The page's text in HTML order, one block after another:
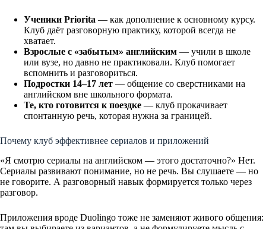
Ученики Priorita — как дополнение к основному курсу.
Клуб даёт разговорную практику, которой всегда не
хватает.
Взрослые с «забытым» английским — учили в школе
или вузе, но давно не практиковали. Клуб помогает
вспомнить и разговориться.
Подростки 14–17 лет — общение со сверстниками на
английском вне школьного формата.
Те, кто готовится к поездке — клуб прокачивает
спонтанную речь, которая нужна за границей.
Почему клуб эффективнее сериалов и приложений
«Я смотрю сериалы на английском — этого достаточно?» Нет.
Сериалы развивают понимание, но не речь. Вы слушаете — но
не говорите. А разговорный навык формируется только через
разговор.
Приложения вроде Duolingo тоже не заменяют живого общения: